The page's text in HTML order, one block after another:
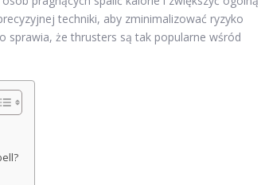
techniki, aby zminimalizować ryzyko
sprawia, że thrusters są tak popularne wśród